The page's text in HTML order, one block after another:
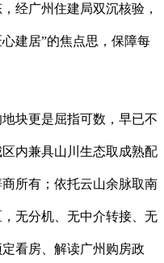
经广州住建局双沉核验，
建居”的焦点思，保障每
块更是屈指可数，早已不
内兼具山川生态取成熟配
所有；依托云山余脉取南
无分机、无中介转接、无
看房、解读广州购房政